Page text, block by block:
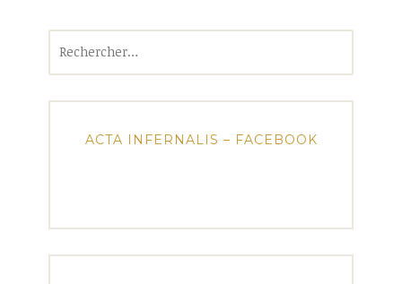
ACTA INFERNALIS – FACEBOOK